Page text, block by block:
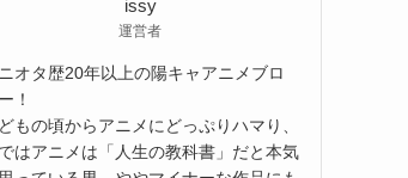
issy
運営者
オタ歴20年以上の陽キャアニメブロ
！
もの頃からアニメにどっぷりハマり、
はアニメは「人生の教科書」だと本気